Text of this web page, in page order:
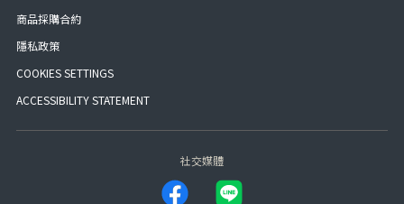
商品採購合約
隱私政策
COOKIES SETTINGS
ACCESSIBILITY STATEMENT
社交媒體